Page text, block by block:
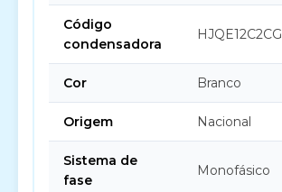
Código
condensadora
HJQE12C2CG
Cor Branco
Origem Nacional
Sistema de
fase
Monofásico